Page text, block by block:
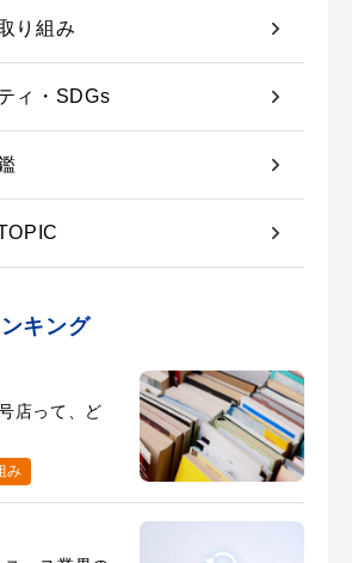
り組み
ィ・SDGs
キング
店って、ど
み